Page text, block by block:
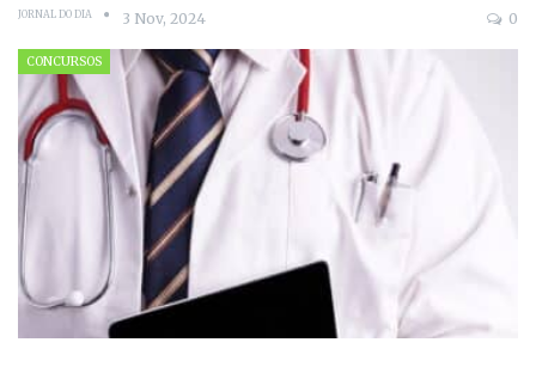
JORNAL DO DIA 3 Nov, 2024 0
CONCURSOS